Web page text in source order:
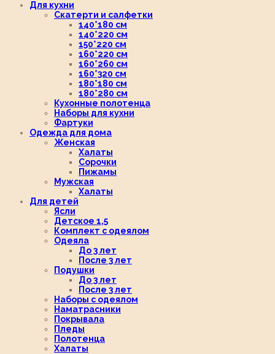
Для кухни
Скатерти и салфетки
140*180 см
140*220 см
150*220 см
160*220 см
160*260 см
160*320 см
180*180 см
180*280 см
Кухонные полотенца
Наборы для кухни
Фартуки
Одежда для дома
Женская
Халаты
Сорочки
Пижамы
Мужская
Халаты
Для детей
Ясли
Детское 1,5
Комплект с одеялом
Одеяла
До 3 лет
После 3 лет
Подушки
До 3 лет
После 3 лет
Наборы с одеялом
Наматрасники
Покрывала
Пледы
Полотенца
Халаты